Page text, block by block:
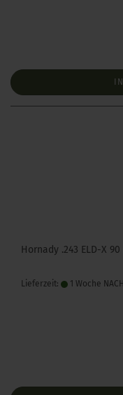
Hornady .243 ELD-X
Lieferzeit: 1 Woche